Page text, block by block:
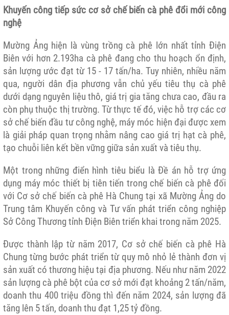
Khuyến công tiếp sức cơ sở chế biến cà phê đổi mới công
nghệ
Mường Ảng hiện là vùng trồng cà phê lớn nhấttỉnh Điện
Biên với hơn 2.193ha cà phê đang cho thu hoạch ổn định,
sản lượng ước đạt từ 15 - 17 tấn/ha. Tuy nhiên, nhiều năm
qua, người dân địa phương vẫn chủ yếu tiêu thụ cà phê
dưới dạng nguyên liệu thô, giá trị gia tăng chưa cao, đầu ra
còn phụ thuộc thị trường. Từ thực tế đó, việc hỗ trợ các cơ
sở chế biến đầu tư công nghệ, máy móc hiện đại được xem
là giải pháp quan trọng nhằm nâng cao giá trị hạt cà phê,
tạo chuỗi liên kết bền vững giữa sản xuất và tiêu thụ.
Một trong những điển hình tiêu biểu là Đề án hỗ trợ ứng
dụng máy móc thiết bị tiên tiến trong chế biến cà phê đối
với Cơ sở chế biến cà phê Hà Chung tại xã Mường Ảng do
Trung tâm Khuyến công và Tư vấn phát triển công nghiệp
Sở Công Thương tỉnh Điện Biên triển khai trong năm 2025.
Được thành lập từ năm 2017, Cơ sở chế biến cà phê Hà
Chung từng bước phát triển từ quy mô nhỏ lẻ thành đơn vị
sản xuất có thương hiệu tại địa phương. Nếu như năm 2022
sản lượng cà phê bột của cơ sở mới đạt khoảng 2 tấn/năm,
doanh thu 400 triệu đồng thì đến năm 2024, sản lượng đã
tăng lên 5 tấn, doanh thu đạt 1,25 tỷ đồng.